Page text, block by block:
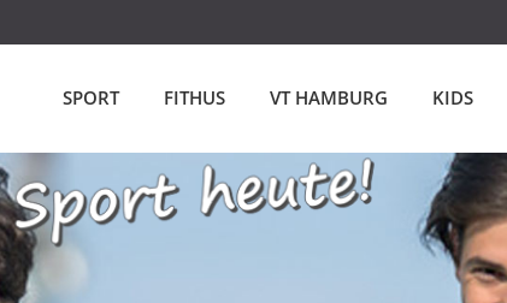
SPORT FITHUS VT HAMBURG KIDS